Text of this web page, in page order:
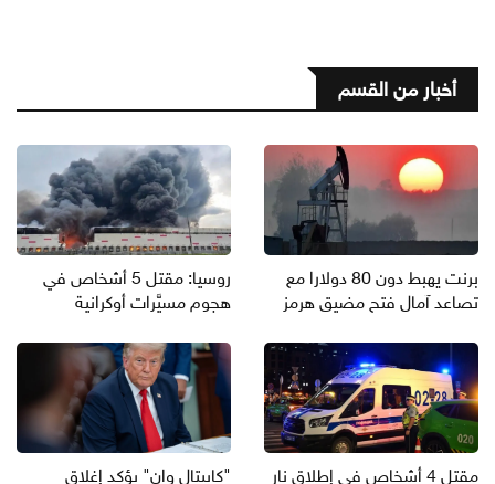
أخبار من القسم
برنت يهبط دون 80 دولارا مع
تصاعد آمال فتح مضيق هرمز
روسيا: مقتل 5 أشخاص في
هجوم مسيَّرات أوكرانية
مقتل 4 أشخاص في إطلاق نار "كابيتال وان" يؤكد إغلاق